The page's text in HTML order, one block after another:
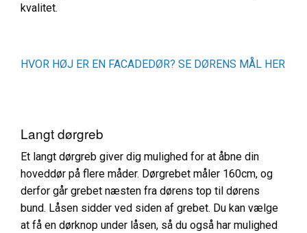
kvalitet.
HVOR HØJ ER EN FACADEDØR? SE DØRENS MÅL HER
Langt dørgreb
Et langt dørgreb giver dig mulighed for at åbne din
hoveddør på flere måder. Dørgrebet måler 160cm, og
derfor går grebet næsten fra dørens top til dørens
bund. Låsen sidder ved siden af grebet. Du kan vælge
at få en dørknop under låsen, så du også har mulighed